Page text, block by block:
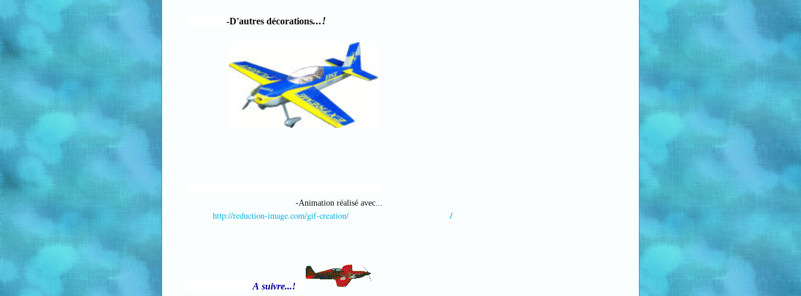
-D'autres décorations...!
-Animation réalisé avec...
http://reduction-image.com/gif-creation//
A suivre...!